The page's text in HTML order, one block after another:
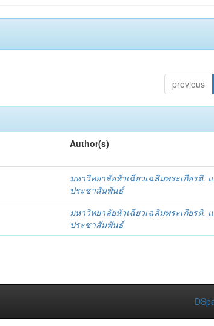
previous
Author(s)
มหาวิทยาลัยหัวเฉียวเฉลิมพระเกียรติ.
ประชาสัมพันธ์
มหาวิทยาลัยหัวเฉียวเฉลิมพระเกียรติ.
ประชาสัมพันธ์